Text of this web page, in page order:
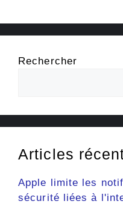
Rechercher
Articles
Apple limite les
sécurité liées à